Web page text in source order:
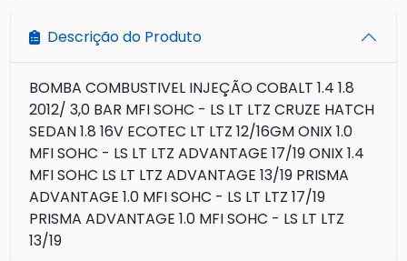
Descrição do Produto
BOMBA COMBUSTIVEL INJEÇÃO COBALT 1.4 1.8
2012/ 3,0 BAR MFI SOHC - LS LT LTZ CRUZE HATCH
SEDAN 1.8 16V ECOTEC LT LTZ 12/16GM ONIX 1.0
MFI SOHC - LS LT LTZ ADVANTAGE 17/19 ONIX 1.4
MFI SOHC LS LT LTZ ADVANTAGE 13/19 PRISMA
ADVANTAGE 1.0 MFI SOHC - LS LT LTZ 17/19
PRISMA ADVANTAGE 1.0 MFI SOHC - LS LT LTZ
13/19